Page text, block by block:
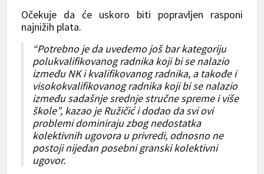
Očekuje da će uskoro biti popravljen rasponi
najnižih plata.
“Potrebno je da uvedemo još bar kategoriju
polukvalifikovanog radnika koji bi se nalazio
između NK i kvalifikovanog radnika, a takođe i
visokokvalifikovanog radnika koji bi se nalazio
između sadašnje srednje stručne spreme i više
škole”, kazao je Ružičić i dodao da svi ovi
problemi dominiraju zbog nedostatka
kolektivnih ugovora u privredi, odnosno ne
postoji nijedan posebni granski kolektivni
ugovor.